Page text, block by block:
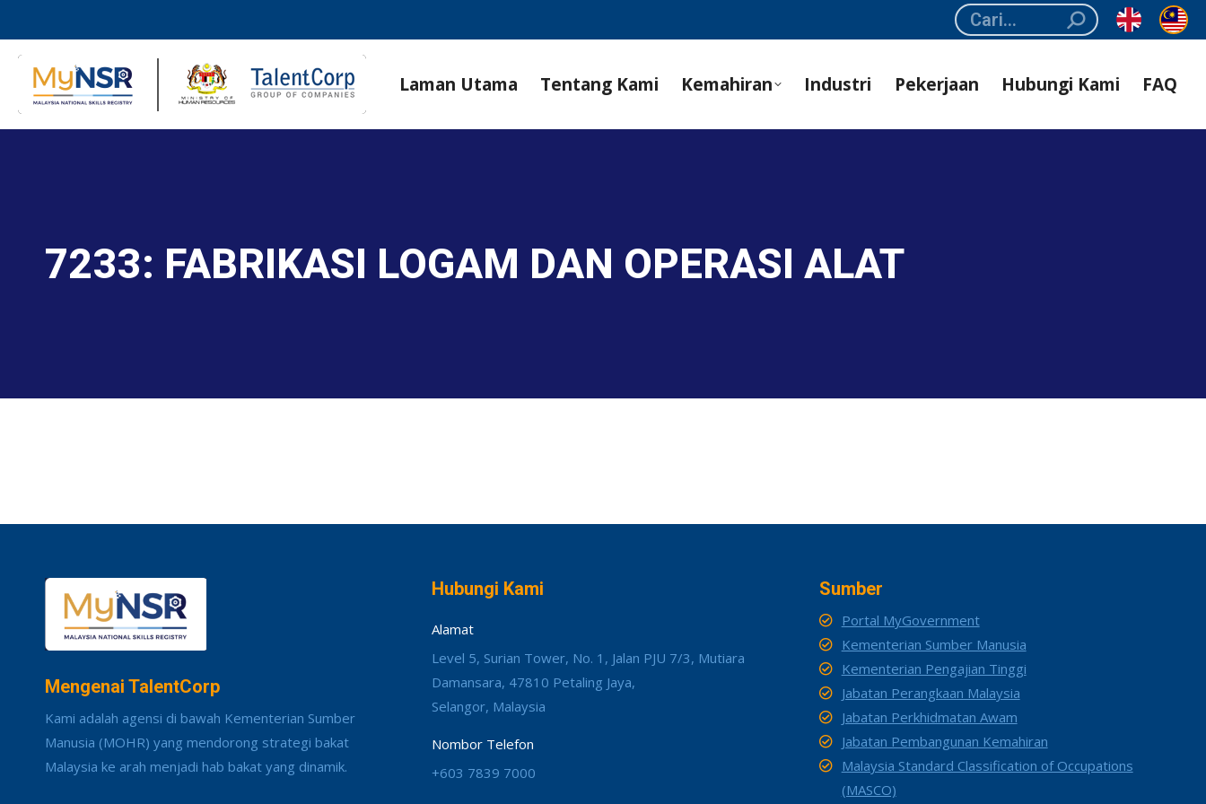
Search:
Laman Utama Tentang Kami Kemahiran Industri Pekerjaan Hubungi Kami FAQ
7233: FABRIKASI LOGAM DAN OPERASI ALAT
Mengenai TalentCorp
Kami adalah agensi di bawah Kementerian Sumber
Manusia (MOHR) yang mendorong strategi bakat
Malaysia ke arah menjadi hab bakat yang dinamik.
Hubungi Kami
Alamat
Level 5, Surian Tower, No. 1, Jalan PJU 7/3, Mutiara
Damansara, 47810 Petaling Jaya,
Selangor, Malaysia
Nombor Telefon
+603 7839 7000
Sumber
Portal MyGovernment
Kementerian Sumber Manusia
Kementerian Pengajian Tinggi
Jabatan Perangkaan Malaysia
Jabatan Perkhidmatan Awam
Jabatan Pembangunan Kemahiran
Malaysia Standard Classification of Occupations
(MASCO)